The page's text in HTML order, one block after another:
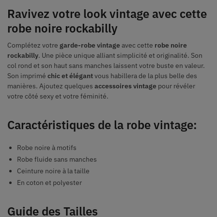
Ravivez votre look vintage avec cette
robe noire rockabilly
Complétez votre garde-robe vintageavec cette robe noire
rockabilly. Une pièce unique alliant simplicité et originalité. Son
col rond et son haut sans manches laissent votre buste en valeur.
Son imprimé chic et élégantvous habillera de la plus belle des
manières. Ajoutez quelques accessoires vintage pour révéler
votre côté sexy et votre féminité.
Caractéristiques de la robe vintage:
Robe noire à motifs
Robe fluide sans manches
Ceinture noire à la taille
En coton et polyester
Guide des Tailles